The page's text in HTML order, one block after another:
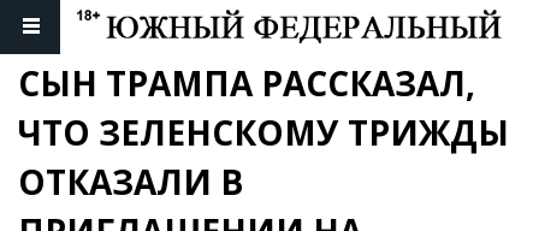
СЫН ТРАМПА РАССКАЗАЛ,
ЧТО ЗЕЛЕНСКОМУ ТРИЖДЫ
ОТКАЗАЛИ В